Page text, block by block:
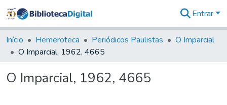
&
Coleções
Tudo na
Digital
Entrar
Início Hemeroteca Periódicos Paulistas
O Imparcial
O Imparcial, 1962, 4665
O Imparcial, 1962, 4665